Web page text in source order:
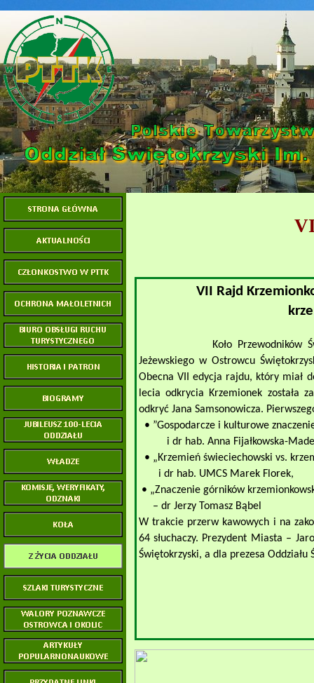
VII Rajd
Koło Przewodników
Jeżewskiego w Ostrowcu
Obecna VII edycja rajdu, który miał
lecia odkrycia Krzemionek została
odkryć Jana Samsonowicza.
• ”Gospodarcze i kulturowe
i dr hab. Anna Fijałkowska-
• „Krzemień świeciechowski vs.
i dr hab. UMCS Marek Florek,
• „Znaczenie górników
– dr Jerzy Tomasz Bąbel
W trakcie przerw kawowych i na
64 słuchaczy. Prezydent Miasta –
Świętokrzyski, a dla prezesa